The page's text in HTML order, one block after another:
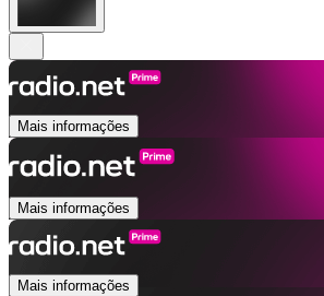
Mais informações
Mais informações
Mais informações